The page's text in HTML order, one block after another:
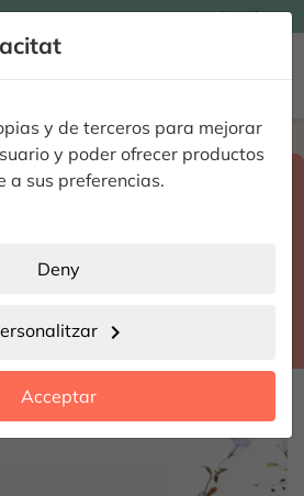
y de terceros para mejorar
y poder ofrecer productos
a sus preferencias.
Deny
chevron_right
Acceptar
Catalán

flores a domicilio Girona
and delivery date